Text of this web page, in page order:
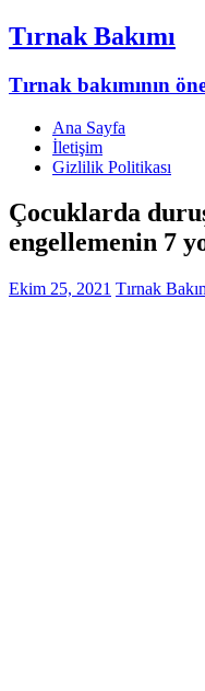
Tırnak Bakımı
Tırnak bakımının
Ana Sayfa
İletişim
Gizlilik Politikası
Çocuklarda
engellemenin 7
Ekim 25, 2021 Tırnak